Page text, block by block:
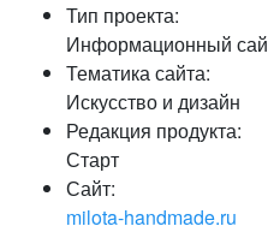
Тип проекта:
Информационный
Тематика сайта:
Искусство и дизайн
Редакция продукта:
Старт
Сайт:
milota-handmade.ru